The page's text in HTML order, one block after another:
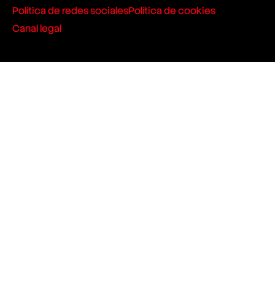
Política de redes socialesPolítica de cookies
Canal legal